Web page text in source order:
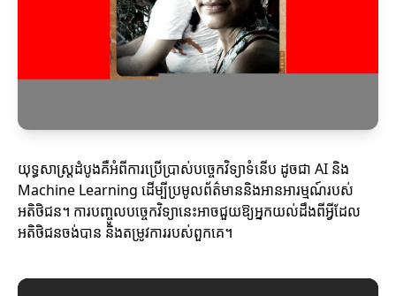
យុទ្ធសាស្ត្រដំបូងគឺអំពីការប្រើប្រាស់បច្ចេកវិទ្យាទំនើប ដូចជា AI និង
Machine Learning ដើម្បីប្រមូលព័ត៌មាននិងអានអារម្មណ៍របស់
អតិថិជន។ ការបញ្ចូលបច្ចេកវិទ្យានេះអាចជួយឱ្យអ្នកយល់ដឹងពីអ្វីដែល
អតិថិជនចង់បាន និងតម្រូវការរបស់ពួកគេ។